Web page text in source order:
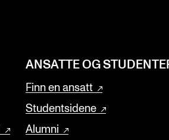
ANSATTE OG
Finn en ansatt
Studentsidene
Alumni